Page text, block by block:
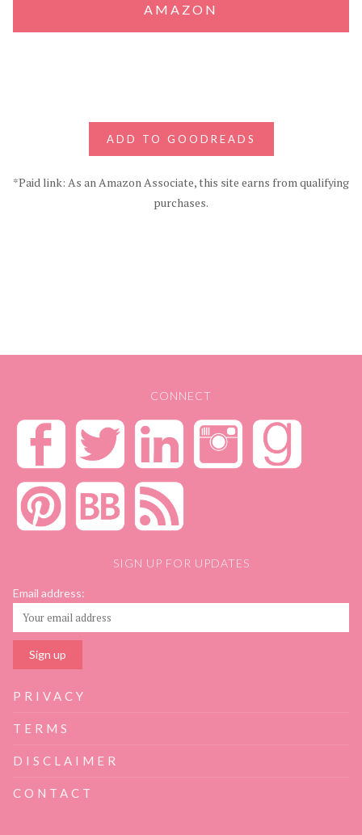
AMAZON
ADD TO GOODREADS
*Paid link: As an Amazon Associate, this site earns from qualifying
purchases.
CONNECT
SIGN UP FOR UPDATES
Email address:
PRIVACY
TERMS
DISCLAIMER
CONTACT